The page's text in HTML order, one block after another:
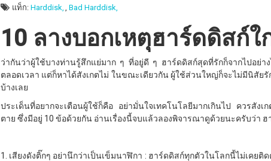
แท็ก:Harddisk, Bad Harddisk,
10 ลางบอกเหตุฮาร์ดดิสก์ใ
ว่ากันว่าผู้ใช้บางท่านรู้สึกแย่มาก ๆ ที่อยู่ดี ๆ ฮาร์ดดิสก์สุดที่รักก็จากไปอ
ตลอดเวลา แต่ก็หาได้สังเกตไม่ ในขณะเดียวกัน ผู้ใช้ส่วนใหญ่ก็จะไม่มีนิสัย
บ้างเลย
ประเด็นที่อยากจะเตือนผู้ใช้ก็คือ อย่ามั่นใจเทคโนโลยีมากเกินไป ควรสัง
ตาย ซึ่งมีอยู่ 10 ข้อด้วยกัน อ่านเรื่องนี้จบแล้วลองพิจารณาดูด้วยนะครับว่า
1. เสียงดังติ๊กๆ อย่านึกว่าเป็นเข็มนาฬิกา : ฮาร์ดดิสก์ทุกตัวในโลกนี้ไม่เคย